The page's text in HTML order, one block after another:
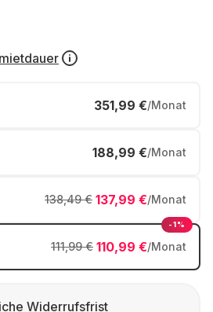
351,99 €/Monat
188,99 €/Monat
137,99 €/Monat
138,49 €
110,99 €/Monat
111,99 €
-1%
Widerrufsfrist